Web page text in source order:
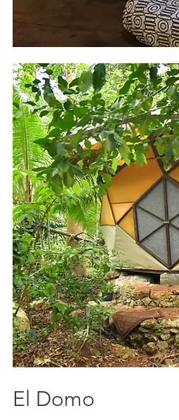
El Domo